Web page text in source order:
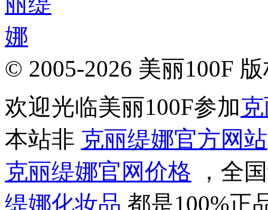
© 2005-2026 美丽100F
欢迎光临美丽100F参加
本站非 克丽缇娜官方网站
克丽缇娜官网价格 ，全
缇娜化妆品 都是100%正